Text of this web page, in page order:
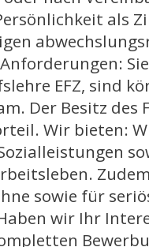
als
EFZ, sind
Der Besitz des
Wir bieten:
sowie für
wir Ihr